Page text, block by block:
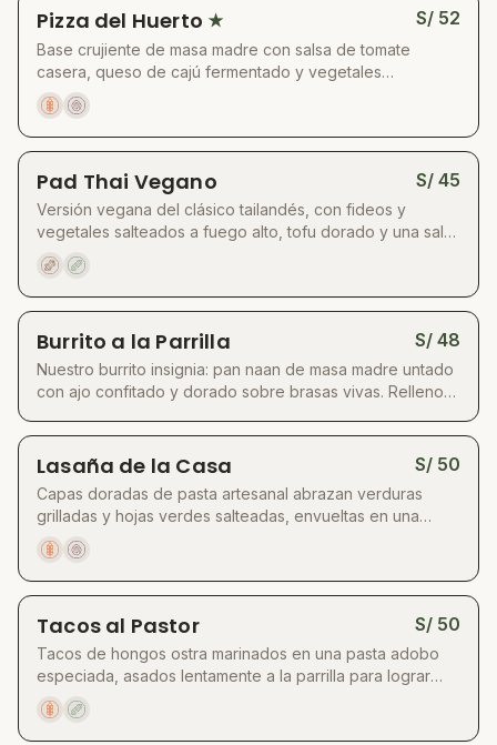
Pizza del Huerto ★ S/ 52
Base crujiente de masa madre con salsa de tomate
casera, queso de cajú fermentado y vegetales
rostizados: zucchini, zanahoria, pimiento, cebolla morada
y hongos ostra. Termina con rúcula fresca, albahaca,
alcaparras y castañas ralladas.
Pad Thai Vegano S/ 45
Versión vegana del clásico tailandés, con fideos y
vegetales salteados a fuego alto, tofu dorado y una salsa
casera dulce y picante. Terminada con maní tostado y un
toque de aceite de ajonjolí que aportan textura y aroma
Burrito a la Parrilla S/ 48
Nuestro burrito insignia: pan naan de masa madre untado
con ajo confitado y dorado sobre brasas vivas. Relleno
asados que aportan dulzor y aroma, y hojas verdes
frescas para un contraste vibrante. Acompañado de
crujiente por fuera, jugoso y ahumado por dentro.
Lasaña de la Casa S/ 50
Capas doradas de pasta artesanal abrazan verduras
grilladas y hojas verdes salteadas, envueltas en una
bechamel aterciopelada de almendras y queso de cajú
fermentado. Una salsa de tomate cocinada lentamente le
da carácter y calidez.
Tacos al Pastor S/ 50
Tacos de hongos ostra marinados en una pasta adobo
especiada, asados lentamente a la parrilla para lograr
sabor ahumado y caramelizado. Servidos con piña fresca
asada, cebolla morada encurtida y salsa verde fresca